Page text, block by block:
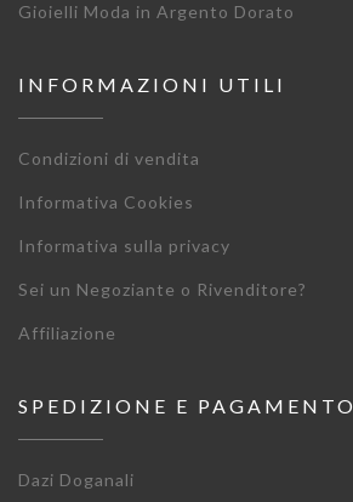
Gioielli Moda in Argento Dorato
INFORMAZIONI UTILI
Condizioni di vendita
Informativa Cookies
Informativa sulla privacy
Sei un Negoziante o Rivenditore?
Affiliazione
SPEDIZIONE E PAGAMENTO
Dazi Doganali